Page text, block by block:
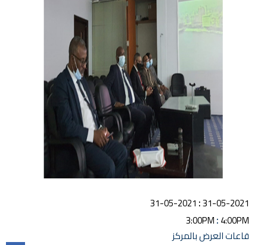
31-05-2021
:
31-05-2021
3:00PM:4:00PM
قاعات العرض بالمركز